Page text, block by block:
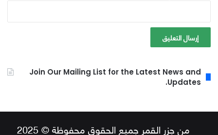
Join Our Mailing List for the Latest News and
Updates.
من جزر القمر جميع الحقوق محفوظة © 2025